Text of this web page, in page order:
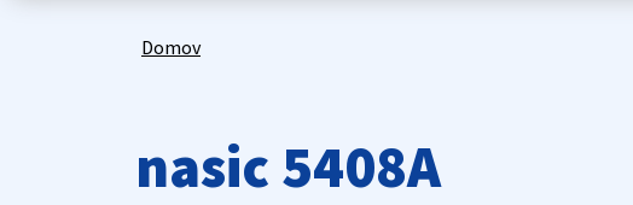
Domov
nasic 5408A